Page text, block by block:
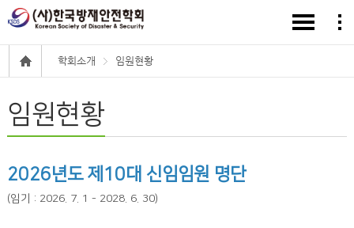
학회소개 임원현황
임원현황
2026년도 제10대 신임임원 명단
(임기 : 2026. 7. 1 - 2028. 6. 30)